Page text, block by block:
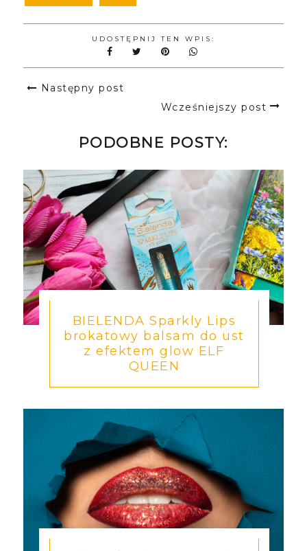
UDOSTĘPNIJ TEN WPIS:
Następny post
Wcześniejszy post
PODOBNE POSTY:
BIELENDA Sparkly Lips
brokatowy balsam do ust
z efektem glow ELF
QUEEN